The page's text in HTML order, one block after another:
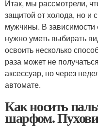
Итак, мы рассмотрели,
защитой от холода, но и
мужчины. В зависимости
нужно уметь выбирать
освоить несколько
раза может не
аксессуар, но через
автомате.
Как носить
шарфом.